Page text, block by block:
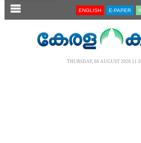
SECTIONS ENGLISH E-PAPER
THURSDAY, 06 AUGUST 2026